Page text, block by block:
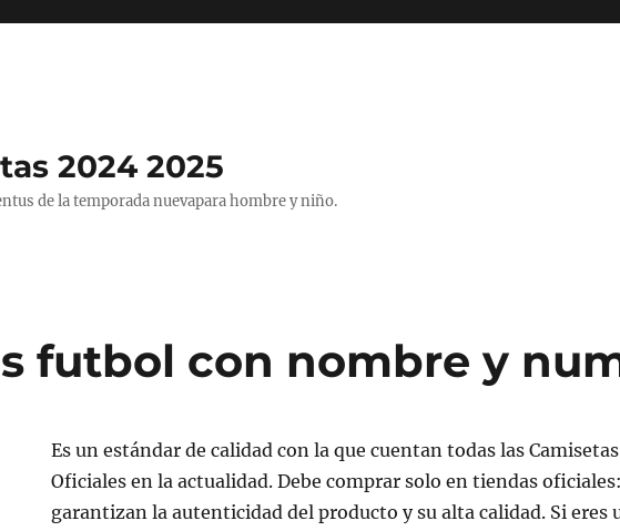
2024 2025
de la temporada nuevapara hombre y niño.
futbol con nombre y
Es un estándar de calidad con la que cuentan todas las
Oficiales en la actualidad. Debe comprar solo en tiendas oficiales:
garantizan la autenticidad del producto y su alta calidad. Si eres